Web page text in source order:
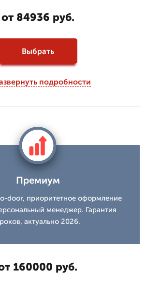
от 84936 руб.
Выбрать
подробности
Премиум
door, приоритетное оформление
менеджер. Гарантия
актуально 2026.
160000 руб.